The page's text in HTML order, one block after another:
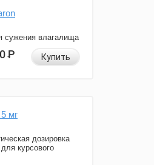
сужения влагалища
Р Купить
мг
дозировка
курсового